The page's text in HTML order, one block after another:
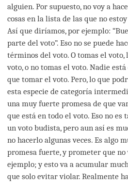
alguien. Por supuesto, no voy a
cosas en la lista de las que no
Así que diríamos, por ejemplo:
parte del voto”. Eso no se puede
términos del voto. O tomas el
voto, o no tomas el voto. Nadie
que tomar el voto. Pero, lo que
esta especie de categoría
una muy fuerte promesa de que
que está en todo el voto. Eso no
un voto budista, pero aun así es
no hacerlo algunas veces. Es algo
promesa fuerte, y prometer que no
ejemplo; y esto va a acumular
que solo evitar violar. Realmente